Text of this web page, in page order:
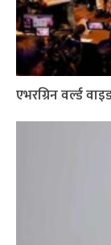
एभरग्रिन वर्ल्ड